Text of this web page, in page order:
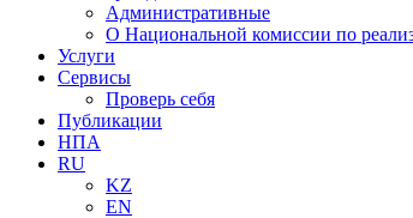
Административные
О Национальной комиссии по
Услуги
Сервисы
Проверь себя
Публикации
НПА
RU
KZ
EN